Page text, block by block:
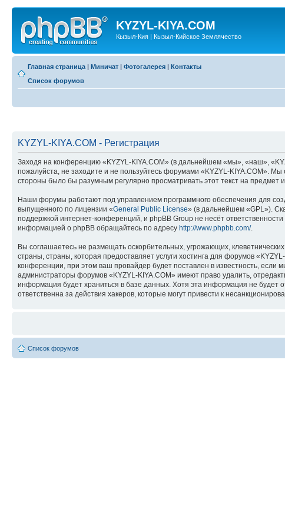
KYZYL-KIYA.COM
Кызыл-Кия | Кызыл-Кийское Землячество
Главная страница | Миничат | Фотогалерея | Контакты
Список форумов
KYZYL-KIYA.COM - Регистрация
Заходя на конференцию «KYZYL-KIYA.COM» (в дальнейшем «мы», «наш»,
пожалуйста, не заходите и не пользуйтесь форумами «KYZYL-KIYA.COM».
стороны было бы разумным регулярно просматривать этот текст на предмет
Наши форумы работают под управлением программного обеспечения для
выпущенного по лицензии «General Public License» (в дальнейшем «GPL»).
поддержкой интернет-конференций, и phpBB Group не несёт
информацией о phpBB обращайтесь по адресу http://www.phpbb.com/.
Вы соглашаетесь не размещать оскорбительных, угрожающих,
страны, страны, которая предоставляет услуги хостинга для форумов
конференции, при этом ваш провайдер будет поставлен в известность,
администраторы форумов «KYZYL-KIYA.COM» имеют право удалить,
информация будет храниться в базе данных. Хотя эта информация не
ответственна за действия хакеров, которые могут привести к
Список форумов